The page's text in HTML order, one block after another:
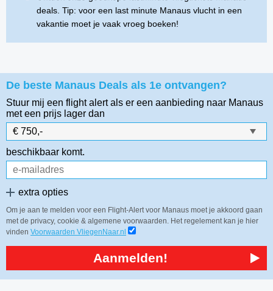
deals. Tip: voor een last minute Manaus vlucht in een
vakantie moet je vaak vroeg boeken!
De beste Manaus Deals als 1e ontvangen?
Stuur mij een flight alert als er een aanbieding naar Manaus
met een prijs lager dan
beschikbaar komt.
extra opties
Om je aan te melden voor een Flight-Alert voor Manaus moet je akkoord gaan
met de privacy, cookie & algemene voorwaarden. Het regelement kan je hier
vinden Voorwaarden VliegenNaar.nl
Aanmelden!